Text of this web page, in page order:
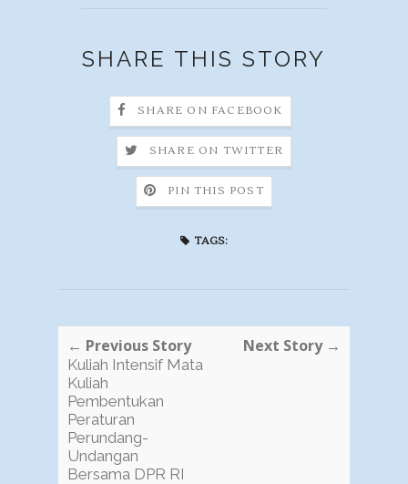
SHARE THIS STORY
SHARE ON FACEBOOK
SHARE ON TWITTER
PIN THIS POST
TAGS:
← Previous Story
Kuliah Intensif Mata
Kuliah
Pembentukan
Peraturan
Perundang-
Undangan
Bersama DPR RI
Next Story →